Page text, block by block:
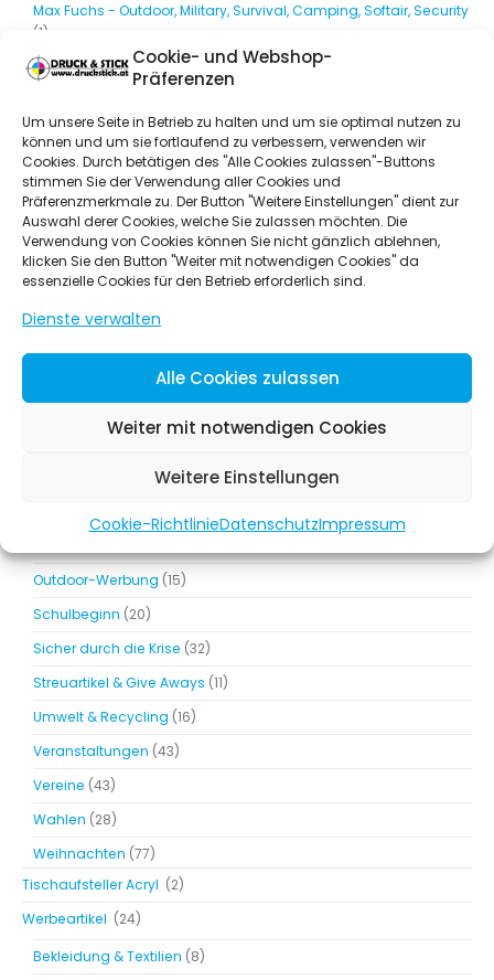
Cookie- und Webshop-
Präferenzen
Um unsere Seite in Betrieb zu halten und um sie optimal nutzen zu
können und um sie fortlaufend zu verbessern, verwenden wir
Cookies. Durch betätigen des "Alle Cookies zulassen"-Buttons
stimmen Sie der Verwendung aller Cookies und
Präferenzmerkmale zu. Der Button "Weitere Einstellungen" dient zur
Auswahl derer Cookies, welche Sie zulassen möchten. Die
Verwendung von Cookies können Sie nicht gänzlich ablehnen,
klicken Sie den Button "Weiter mit notwendigen Cookies" da
essenzielle Cookies für den Betrieb erforderlich sind.
Dienste verwalten
Alle Cookies zulassen
Weiter mit notwendigen Cookies
Weitere Einstellungen
Cookie-RichtlinieDatenschutzImpressum
Max Fuchs - Outdoor, Military, Survival, Camping, Softair, Security
(1)
Themenwelten (164)
Baubranche(33)
Bildungseinrichtungen (32)
Bürobedarf(5)
Festival (42)
Firmenevents(34)
Hochzeit(48)
Outdoor-Werbung (15)
Schulbeginn (20)
Sicher durch die Krise (32)
Streuartikel & Give Aways (11)
Umwelt & Recycling (16)
Veranstaltungen (43)
Vereine (43)
Wahlen (28)
Weihnachten (77)
Tischaufsteller Acryl (2)
Werbeartikel (24)
Bekleidung & Textilien (8)